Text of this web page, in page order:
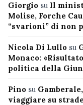
Giorgio su Il
Molise, Forche
“svarioni” di non
Nicola Di Lullo su
Monaco:
politica della
Pino su
viaggiare su